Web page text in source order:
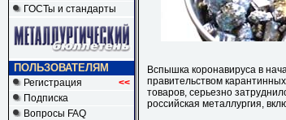
ГОСТы и стандарты
ПОЛЬЗОВАТЕЛЯМ
Регистрация <<
Подписка
Вопросы FAQ
Вспышка коронавируса в
правительством
товаров, серьезно
российская металлургия,